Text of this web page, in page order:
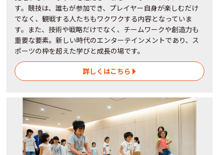
す。競技は、誰もが参加でき、プレイヤー自身が楽しむだけ
でなく、観戦する人たちもワクワクする内容となっていま
す。また、技術や戦略だけでなく、チームワークや創造力も
重要な要素。新しい時代のエンターテインメントであり、ス
ポーツの枠を超えた学びと成長の場です。
詳しくはこちら